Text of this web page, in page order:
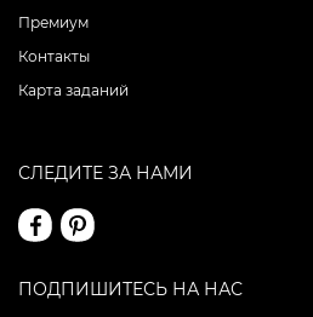
Премиум
Контакты
Карта заданий
СЛЕДИТЕ ЗА НАМИ
ПОДПИШИТЕСЬ НА НАС